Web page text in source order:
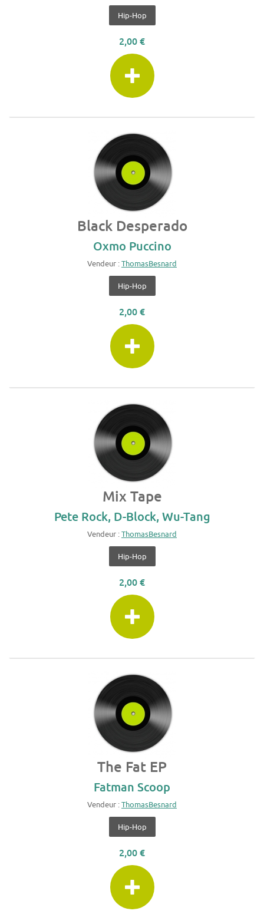
Hip-Hop
2,00 €
Black Desperado
Oxmo Puccino
Vendeur :ThomasBesnard
Hip-Hop
2,00 €
Mix Tape
Pete Rock, D-Block, Wu-Tang
Vendeur :ThomasBesnard
Hip-Hop
2,00 €
The Fat EP
Fatman Scoop
Vendeur :ThomasBesnard
Hip-Hop
2,00 €